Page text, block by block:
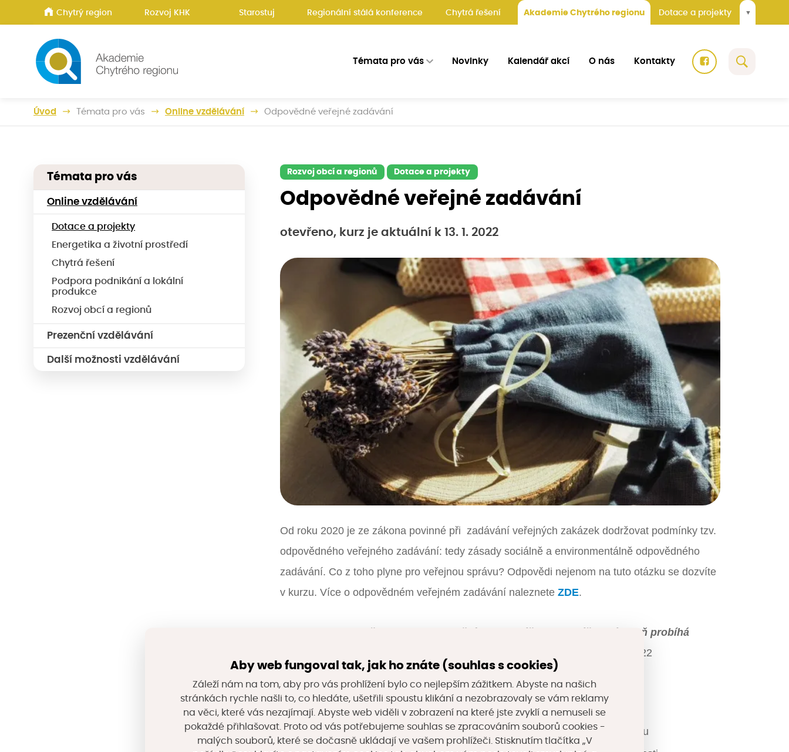
Chytrý region Rozvoj KHK Starostuj Regionální stálá konference Chytrá řešení Akademie Chytrého regionu Dotace a projekty ▼
Témata pro vás Novinky Kalendář akcí O nás Kontakty
Úvod Témata pro vás Online vzdělávání Odpovědné veřejné zadávání
Témata pro vás
Online vzdělávání
Dotace a projekty
Energetika a životní prostředí
Chytrá řešení
Podpora podnikání a lokální
produkce
Rozvoj obcí a regionů
Prezenční vzdělávání
Další možnosti vzdělávání
Rozvoj obcí a regionů Dotace a projekty
Odpovědné veřejné zadávání
otevřeno, kurz je aktuální k 13. 1. 2022
Od roku 2020 je ze zákona povinné při zadávání veřejných zakázek dodržovat podmínky tzv.
odpovědného veřejného zadávání: tedy zásady sociálně a environmentálně odpovědného
zadávání. Co z toho plyne pro veřejnou správu? Odpovědi nejenom na tuto otázku se dozvíte
v kurzu. Více o odpovědném veřejném zadávání naleznete ZDE.
Tento modul proběhl formou prezenčního semináře a webináře a zároveň probíhá
Informace k semináři, který proběhl 13. 1. 2022
naleznete
Osnova kurzu:
Lekce 1: Seminář k odpovědnému veřejnému zadávání pro veřejnou správu
Aby web fungoval tak, jak ho znáte (souhlas s cookies)
Záleží nám na tom, aby pro vás prohlížení bylo co nejlepším zážitkem. Abyste na našich
stránkách rychle našli to, co hledáte, ušetřili spoustu klikání a nezobrazovaly se vám reklamy
na věci, které vás nezajímají. Abyste web viděli v zobrazení na které jste zvyklí a nemuseli se
pokaždé přihlašovat. Proto od vás potřebujeme souhlas se zpracováním souborů cookies -
malých souborů, které se dočasně ukládají ve vašem prohlížeči. Stisknutím tlačítka „V